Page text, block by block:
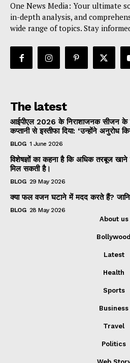
One News Media: Your ultimate
in-depth analysis, and
wide range of topics. Stay
The latest
आईपीएल 2026 के निराशाजनक सीजन के
कप्तानी से इस्तीफा दिया: ‘उन्होंने अनुरोध
BLOG 1 June 2026
विशेषज्ञों का कहना है कि अधिक तरबूज
मिल सकती है।
BLOG 29 May 2026
क्या फल वजन घटाने में मदद करते हैं? जानिए
BLOG 28 May 2026
About us
Bollywood
Latest
Health
Sports
Business
Travel
Politics